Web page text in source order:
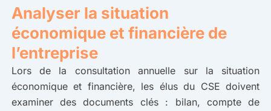
Analyser la situation
économique et financière de
l’entreprise
Lors de la consultation annuelle sur la situation
économique et financière, les élus du CSE doivent
examiner des documents clés : bilan, compte de